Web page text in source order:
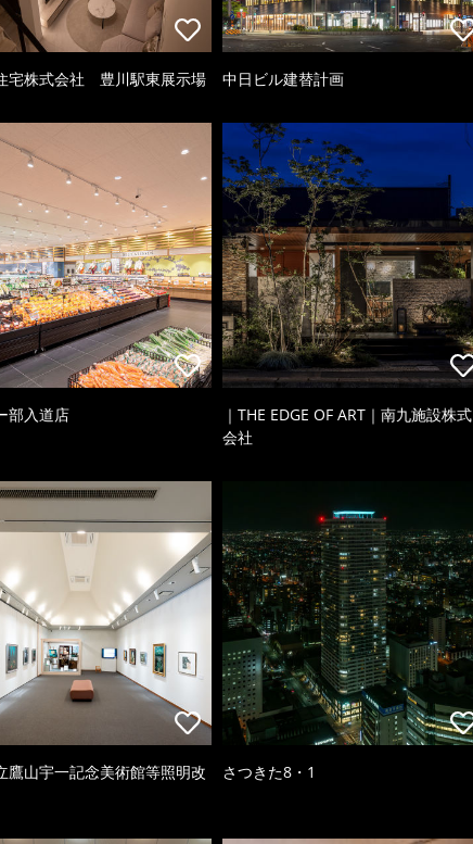
宅株式会社 豊川駅東展示場 中日ビル建替計画
部入道店
｜THE EDGE OF ART｜南九施設株式
会社
鷹山宇一記念美術館等照明改 さつきた8・1